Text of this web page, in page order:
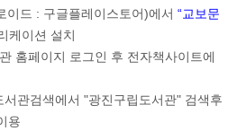
이드 : 구글플레이스토어)에서 “교보문
케이션 설치
홈페이지 로그인 후 전자책사이트에
관검색에서 "광진구립도서관" 검색후
용